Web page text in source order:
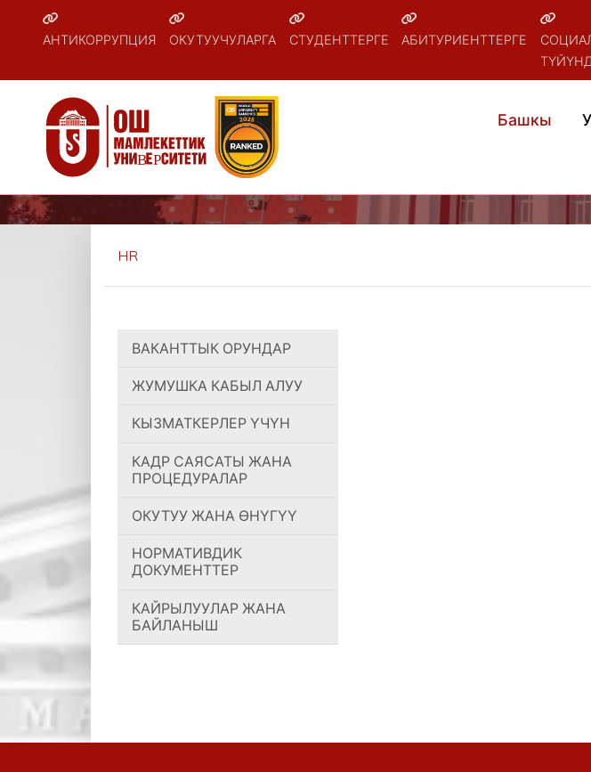
АНТИКОРРУПЦИЯ ОКУТУУЧУЛАРГА СТУДЕНТТЕРГЕ АБИТУРИЕНТТЕРГЕ
Башкы
HR
ВАКАНТТЫК ОРУНДАР
ЖУМУШКА КАБЫЛ АЛУУ
КЫЗМАТКЕРЛЕР ҮЧҮН
КАДР САЯСАТЫ ЖАНА
ПРОЦЕДУРАЛАР
ОКУТУУ ЖАНА ӨНҮГҮҮ
НОРМАТИВДИК
ДОКУМЕНТТЕР
КАЙРЫЛУУЛАР ЖАНА
БАЙЛАНЫШ